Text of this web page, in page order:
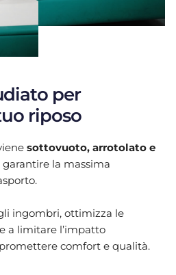
per
riposo
sottovuoto, arrotolato e
garantire la massima
ingombri, ottimizza le
a limitare l’impatto
comfort e qualità.